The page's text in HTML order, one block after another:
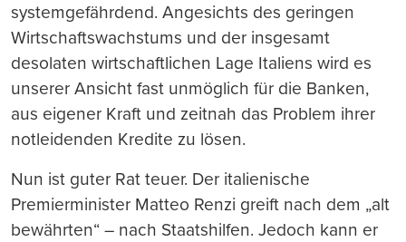
systemgefährdend. Angesichts des geringen
Wirtschaftswachstums und der insgesamt
desolaten wirtschaftlichen Lage Italiens wird es
unserer Ansicht fast unmöglich für die Banken,
aus eigener Kraft und zeitnah das Problem ihrer
notleidenden Kredite zu lösen.
Nun ist guter Rat teuer. Der italienische
Premierminister Matteo Renzi greift nach dem „alt
bewährten“ – nach Staatshilfen. Jedoch kann er